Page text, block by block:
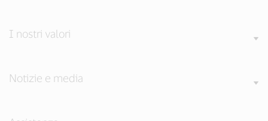
I nostri valori
Notizie e media